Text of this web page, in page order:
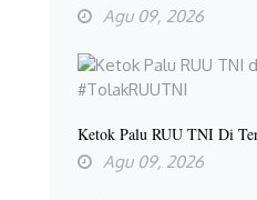
Agu 09, 2026
Ketok Palu RUU TNI Di
Agu 09, 2026